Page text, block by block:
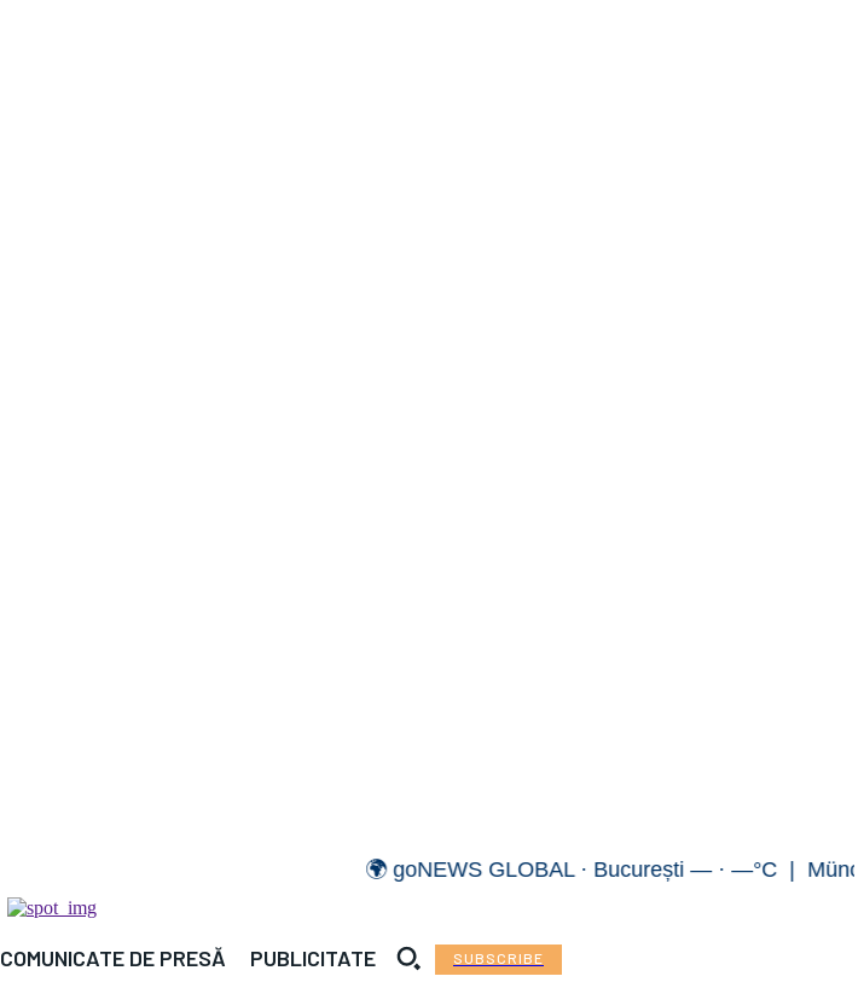
🌍 goNEWS GLOBAL · București — · —°C |
COMUNICATE DE PRESĂ PUBLICITATE SUBSCRIBE